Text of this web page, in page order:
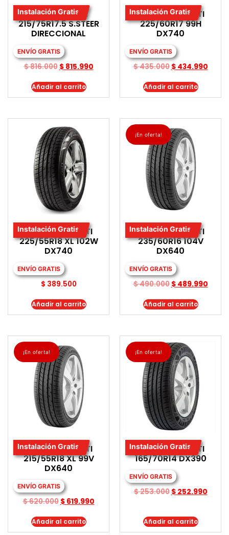
Instalación Gratis
LLANTA PIRELLI
215/75R17.5 S.STEER
DIRECCIONAL
ENVÍO GRATIS
$816.000 $815.990
Añadir al carrito
Instalación Gratis
LLANTA DAVANTI
225/60R17 99H
DX740
ENVÍO GRATIS
$435.000 $434.990
Añadir al carrito
Instalación Gratis
LLANTA DAVANTI
225/55R18 XL 102W
DX740
ENVÍO GRATIS
$ 389.500
Añadir al carrito
¡En oferta!
Instalación Gratis
LLANTA DAVANTI
235/60R16 104V
DX640
ENVÍO GRATIS
$490.000 $489.990
Añadir al carrito
¡En oferta!
Instalación Gratis
LLANTA DAVANTI
215/55R18 XL 99V
DX640
ENVÍO GRATIS
$620.000 $619.990
Añadir al carrito
¡En oferta!
Instalación Gratis
LLANTA DAVANTI
165/70R14 DX390
ENVÍO GRATIS
$253.000 $252.990
Añadir al carrito